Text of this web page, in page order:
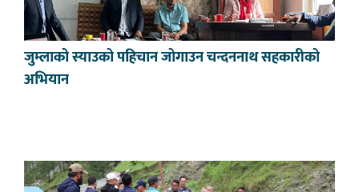
जुम्लाको स्याउको पहिचान जोगाउन चन्दननाथ सहकारीको
अभियान